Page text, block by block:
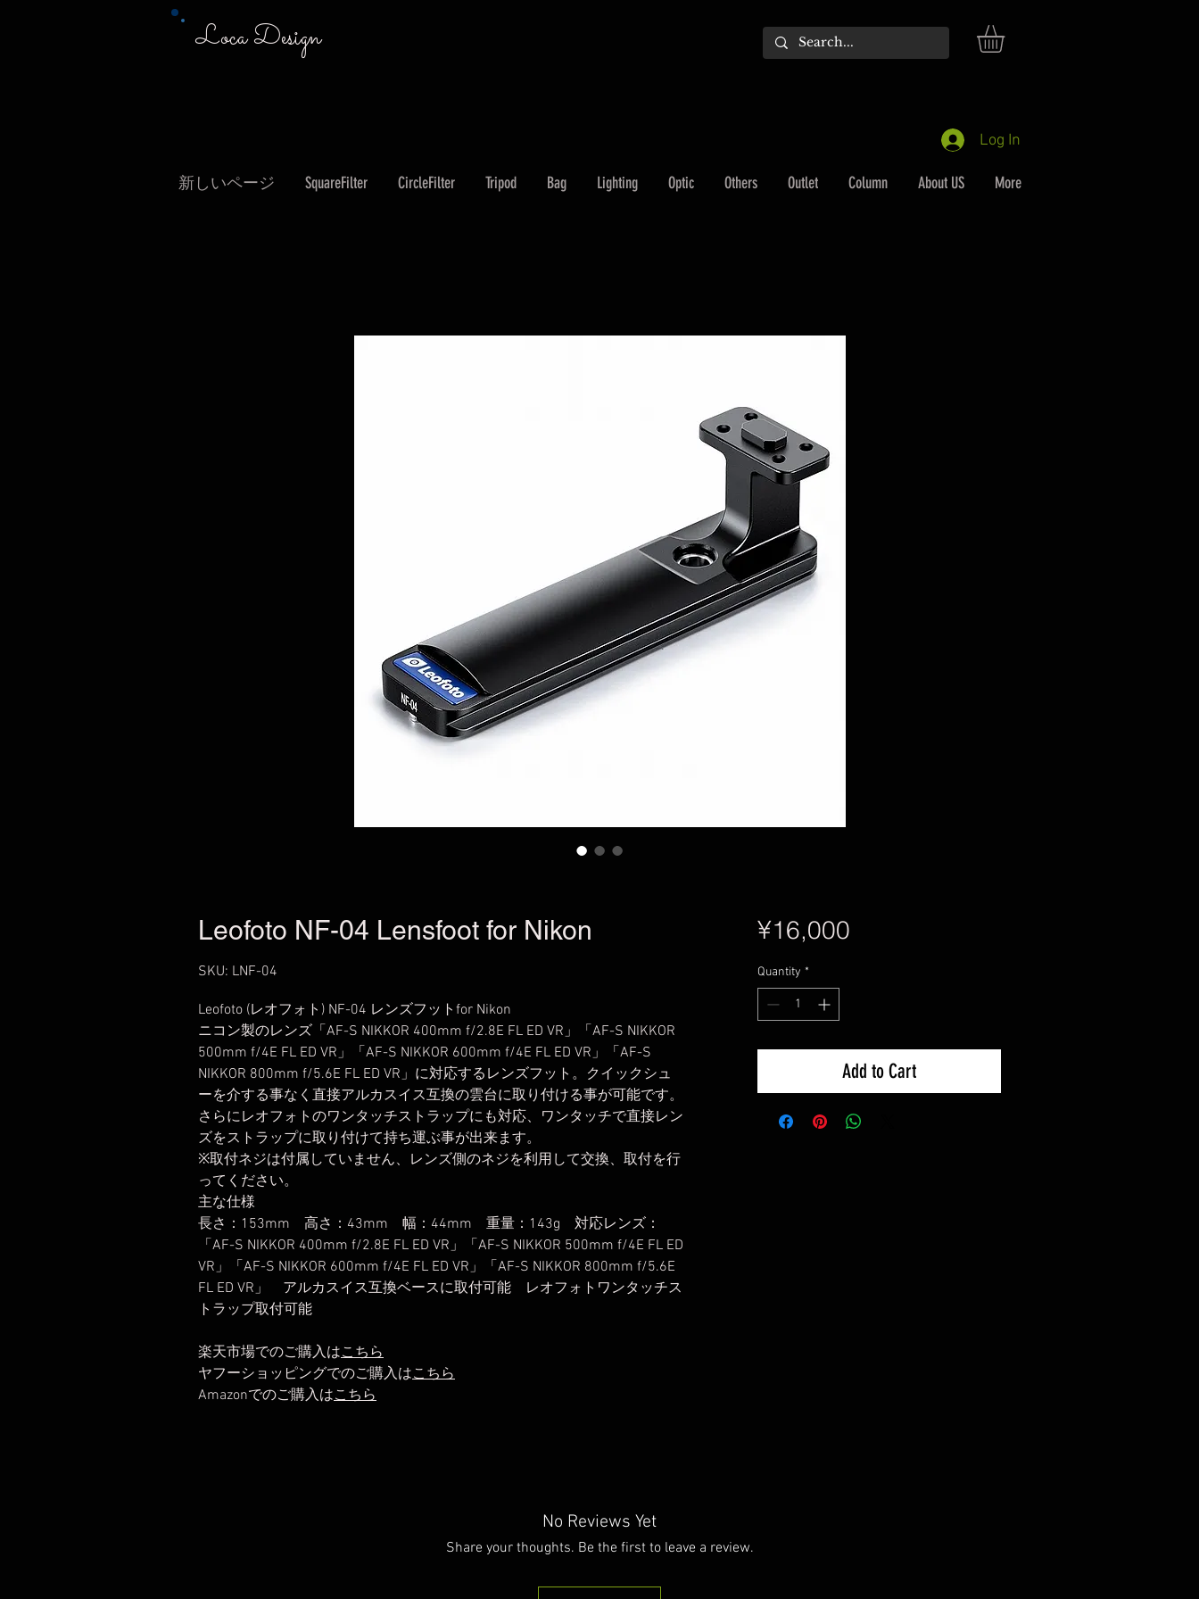
Loca Design
Log In
新しいページ SquareFilter CircleFilter Tripod Bag Lighting Optic Others Outlet Column About US More
Leofoto NF-04 Lensfoot for Nikon
SKU: LNF-04
Leofoto (レオフォト) NF-04 レンズフットfor Nikon
ニコン製のレンズ「AF-S NIKKOR 400mm f/2.8E FL ED VR」「AF-S NIKKOR
500mm f/4E FL ED VR」「AF-S NIKKOR 600mm f/4E FL ED VR」「AF-S
NIKKOR 800mm f/5.6E FL ED VR」に対応するレンズフット。クイックシュ
ーを介する事なく直接アルカスイス互換の雲台に取り付ける事が可能です。
さらにレオフォトのワンタッチストラップにも対応、ワンタッチで直接レン
ズをストラップに取り付けて持ち運ぶ事が出来ます。
※取付ネジは付属していません、レンズ側のネジを利用して交換、取付を行
ってください。
主な仕様
長さ：153mm 高さ：43mm 幅：44mm 重量：143g 対応レンズ：
「AF-S NIKKOR 400mm f/2.8E FL ED VR」「AF-S NIKKOR 500mm f/4E FL ED
VR」「AF-S NIKKOR 600mm f/4E FL ED VR」「AF-S NIKKOR 800mm f/5.6E
FL ED VR」 アルカスイス互換ベースに取付可能 レオフォトワンタッチス
トラップ取付可能
楽天市場でのご購入はこちら
ヤフーショッピングでのご購入はこちら
Amazonでのご購入はこちら
¥16,000Price
Quantity *
Add to Cart
No Reviews Yet
Share your thoughts. Be the first to leave a review.